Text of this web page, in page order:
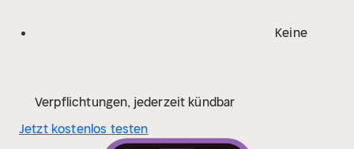
Keine
Verpflichtungen, jederzeit kündbar
Jetzt kostenlos testen